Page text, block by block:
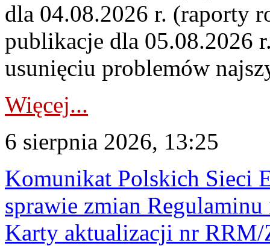
dla 04.08.2026 r. (raporty
publikacje dla 05.08.2026
usunięciu problemów
Więcej...
6 sierpnia 2026, 13:25
Komunikat Polskich Sieci
sprawie zmian
Karty aktualizacji nr